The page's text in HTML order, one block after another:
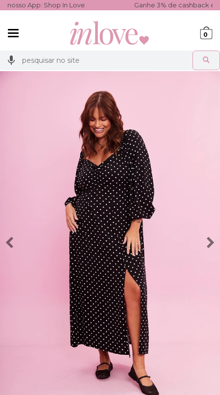
In Love Ganhe 3% de cashback em todas as
0
Busca